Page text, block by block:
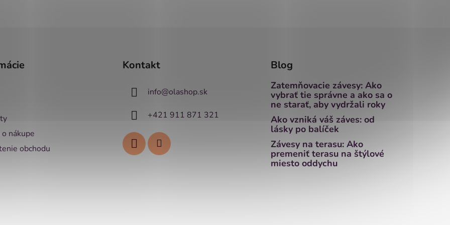
nákupe
obchodu
Kontakt
info@olashop.sk
+421 911 871 321
Blog
Zatemňovacie závesy: Ako
vybrať tie správne a ako sa o
ne starať, aby vydržali roky
Ako vzniká váš záves: od
lásky po balíček
Závesy na terasu: Ako
premeniť terasu na štýlové
miesto oddychu